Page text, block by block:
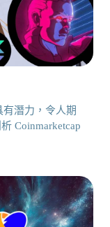
有潛力，令人期
Coinmarketcap